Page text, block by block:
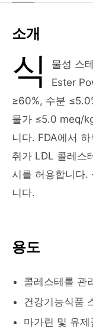
소개
식
물성 스
Ester
≥60%, 수분
물가 ≤5.0 meq/
니다. FDA에서
취가 LDL 콜레스
시를 허용합니다.
니다.
용도
콜레스테롤 관
건강기능식품
마가린 및 유